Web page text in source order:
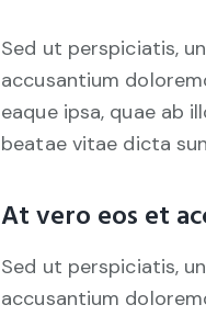
Sed ut perspiciatis,
accusantium
eaque ipsa, quae ab
beatae vitae dicta
At vero eos et
Sed ut perspiciatis,
accusantium